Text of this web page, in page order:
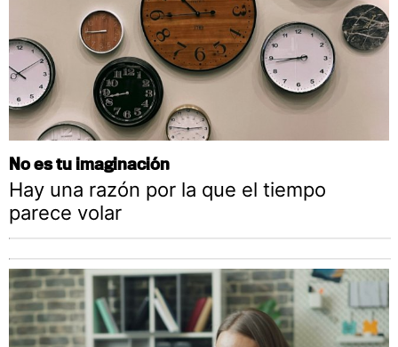
No es tu imaginación
Hay una razón por la que el tiempo
parece volar